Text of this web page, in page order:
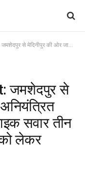
चपेट में आने से बाइक सवार तीन लोग घायल, जर्जर सड़क को लेकर ग्रामीण हुए आक्रोशित
जमशेदपुर से
सवार तीन
लेकर